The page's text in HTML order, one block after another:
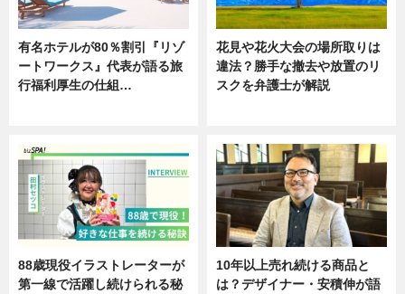
有名ホテルが80％割引『リゾ
ートワークス』代表が語る旅
行福利厚生の仕組…
花見や花火大会の場所取りは
違法？勝手な撤去や放置のリ
スクを弁護士が解説
88歳現役イラストレーターが
第一線で活躍し続けられる秘
10年以上売れ続ける商品と
は？デザイナー・安積伸が語